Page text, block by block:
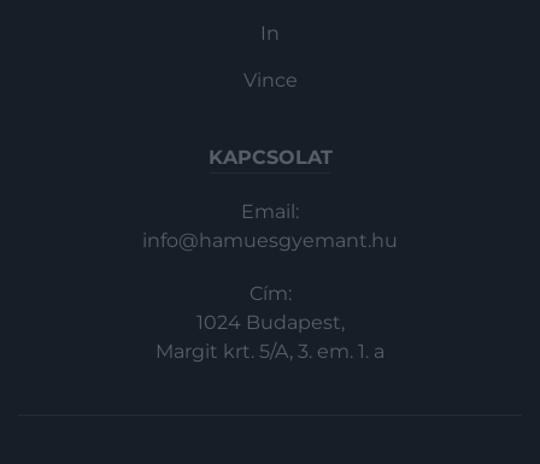
In
Vince
KAPCSOLAT
Email:
info@hamuesgyemant.hu
Cím:
1024 Budapest,
Margit krt. 5/A, 3. em. 1. a